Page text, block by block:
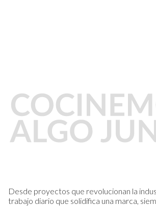
Desde proyectos que revolucionan la
trabajo diario que solidifica una marca,